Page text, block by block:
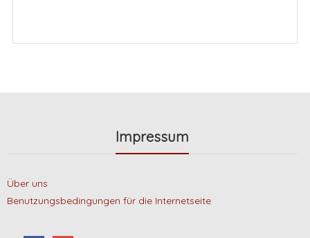
Impressum
Über uns
Benutzungsbedingungen für die Internetseite